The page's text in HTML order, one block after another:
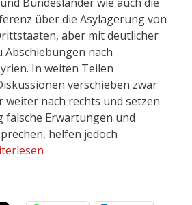
über die Asylagerung von
aber mit deutlicher
Abschiebungen nach
In weiten Teilen
verschieben zwar
weiter nach rechts und setzen
falsche Erwartungen und
helfen jedoch